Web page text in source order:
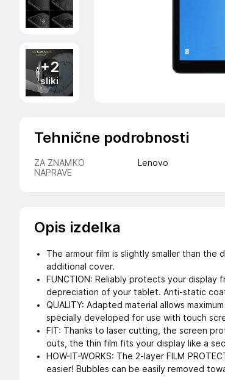
+2
sliki
Tehnične podrobnosti
ZA ZNAMKO
NAPRAVE
Lenovo
Opis izdelka
The armour film is slightly smaller than
additional cover.
FUNCTION: Reliably protects your
depreciation of your tablet. Anti-static
QUALITY: Adapted material allows
specially developed for use with touch
FIT: Thanks to laser cutting, the screen
outs, the thin film fits your display like a
HOW-IT-WORKS: The 2-layer FILM
easier! Bubbles can be easily removed